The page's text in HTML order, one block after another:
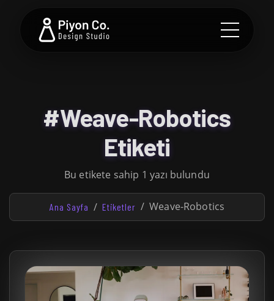
#Weave-Robotics
Etiketi
Bu etikete sahip 1 yazı bulundu
Ana Sayfa Etiketler Weave-Robotics